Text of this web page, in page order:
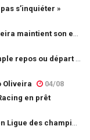
s’inquiéter »
Oliveira
04/08
en prêt